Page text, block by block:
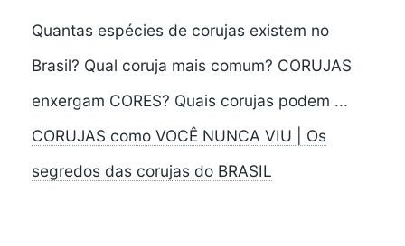
Quantas espécies de corujas existem no
Brasil? Qual coruja mais comum? CORUJAS
enxergam CORES? Quais corujas podem ...
CORUJAS como VOCÊ NUNCA VIU | Os
segredos das corujas do BRASIL